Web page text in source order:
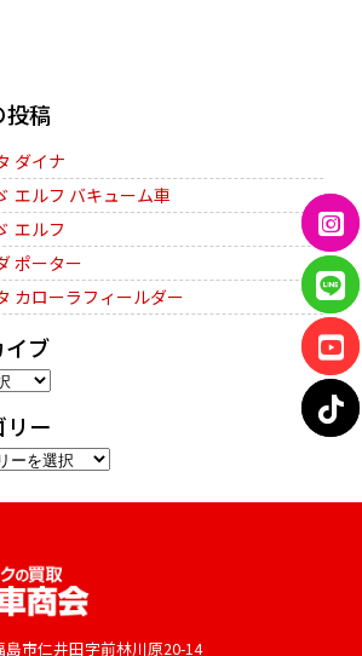
投稿
ダイナ
エルフ バキューム車
エルフ
ポーター
カローラフィールダー
イブ
リー
市仁井田字前林川原20-14